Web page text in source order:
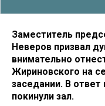
Заместитель
Неверов призвал
внимательно
Жириновского на
заседании. В
покинули зал.